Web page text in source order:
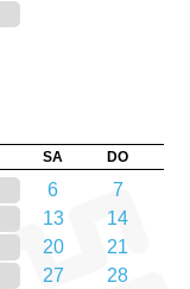
SA DO
6
7
13
14
20
21
27
28